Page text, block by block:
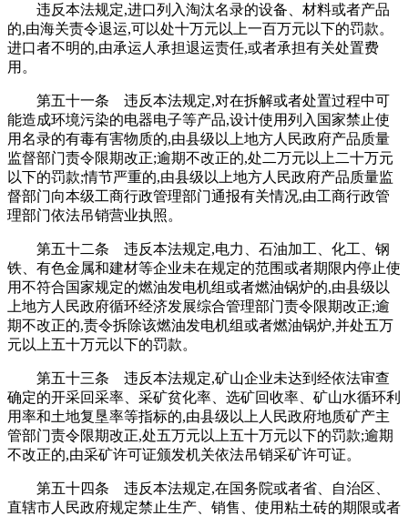
违反本法规定,进口列入淘汰名录的设备、材料或者产品
的,由海关责令退运,可以处十万元以上一百万元以下的罚款。
进口者不明的,由承运人承担退运责任,或者承担有关处置费
用。
第五十一条 违反本法规定,对在拆解或者处置过程中可
能造成环境污染的电器电子等产品,设计使用列入国家禁止使
用名录的有毒有害物质的,由县级以上地方人民政府产品质量
监督部门责令限期改正;逾期不改正的,处二万元以上二十万元
以下的罚款;情节严重的,由县级以上地方人民政府产品质量监
督部门向本级工商行政管理部门通报有关情况,由工商行政管
理部门依法吊销营业执照。
第五十二条 违反本法规定,电力、石油加工、化工、钢
铁、有色金属和建材等企业未在规定的范围或者期限内停止使
用不符合国家规定的燃油发电机组或者燃油锅炉的,由县级以
上地方人民政府循环经济发展综合管理部门责令限期改正;逾
期不改正的,责令拆除该燃油发电机组或者燃油锅炉,并处五万
元以上五十万元以下的罚款。
第五十三条 违反本法规定,矿山企业未达到经依法审查
确定的开采回采率、采矿贫化率、选矿回收率、矿山水循环利
用率和土地复垦率等指标的,由县级以上人民政府地质矿产主
管部门责令限期改正,处五万元以上五十万元以下的罚款;逾期
不改正的,由采矿许可证颁发机关依法吊销采矿许可证。
第五十四条 违反本法规定,在国务院或者省、自治区、
直辖市人民政府规定禁止生产、销售、使用粘土砖的期限或者